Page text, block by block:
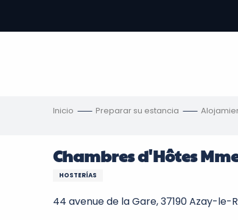
contenu
Inicio Preparar su estancia
Chambres d'Hôtes
HOSTERÍAS
44 avenue de la Gare, 37190 Azay-le-